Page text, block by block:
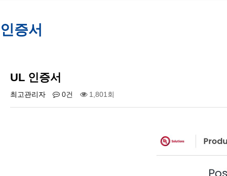
인증서
UL 인증서
최고관리자 0건 1,801회